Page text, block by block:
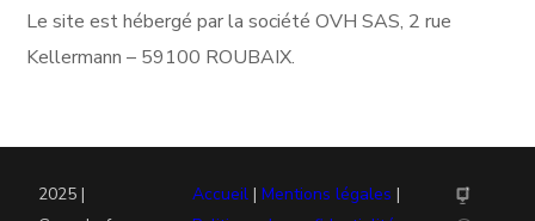
Le site est hébergé par la société OVH SAS, 2 rue
Kellermann – 59100 ROUBAIX.
2025 |
Accueil |Mentions légales |